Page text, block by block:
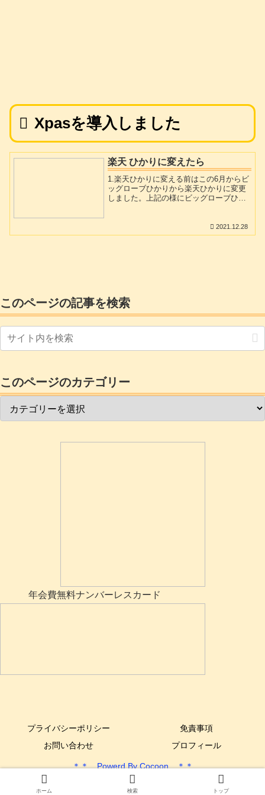
Xpasを導入しました
楽天 ひかりに変えたら
1.楽天ひかりに変える前はこの6月からビ
ッグローブひかりから楽天ひかりに変更
しました。上記の様にビッグローブひか
楽天の「1年間無料」の甘美な文字に勝て
ず．．．。楽天ひかりで１年無料の恩恵
イトと通信していたレベルのスピードに
近いわぁコレ。3.楽天ひかりのサ...
2021.12.28
このページの記事を検索
このページのカテゴリー
年会費無料ナンバーレスカード
プライバシーポリシー
免責事項
お問い合わせ
プロフィール
＊＊ Powerd By Cocoon ＊＊
Copyright © 2017-2025 できるYone DIY All Rights Reserved.
ホーム 検索 トップ